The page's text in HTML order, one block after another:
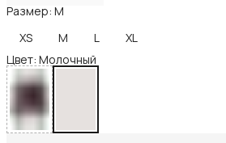
Размер: M
XS
M L
XL
Цвет: Молочный